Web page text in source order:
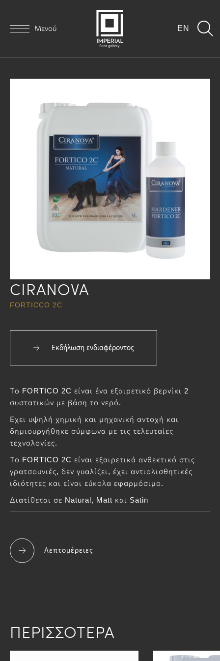
Μενού EN
CIRANOVA
FORTICCO 2C
Εκδήλωση ενδιαφέροντος
Το FORTICO 2C είναι ένα εξαιρετικό βερνίκι 2
συστατικών με βάση το νερό.
Εχει υψηλή χημική και μηχανική αντοχή και
δημιουργήθηκε σύμφωνα με τις τελευταίες
τεχνολογίες.
Το FORTICO 2C είναι εξαιρετικά ανθεκτικό στις
γρατσουνιές, δεν γυαλίζει, έχει αντιολισθητικές
ιδιότητες και είναι εύκολα εφαρμόσιμο.
Διατίθεται σε Natural, Matt και Satin
Λεπτομέρειες
ΠΕΡΙΣΣΟΤΕΡΑ